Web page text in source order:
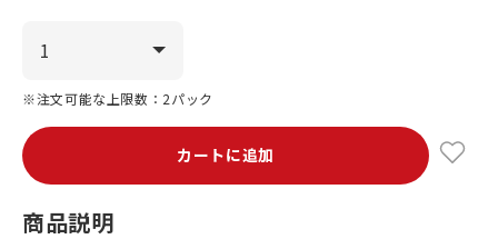
※注文可能な上限数：2パック
カートに追加
商品説明